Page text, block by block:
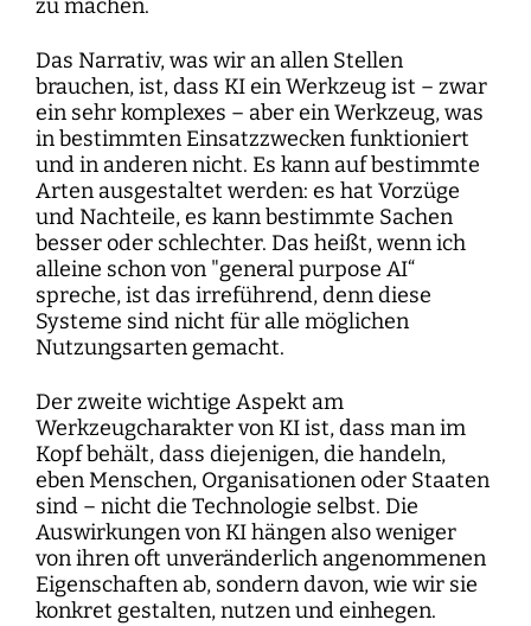
zu machen.
Das Narrativ, was wir an allen Stellen
brauchen, ist, dass KI ein Werkzeug ist – zwar
ein sehr komplexes – aber ein Werkzeug, was
in bestimmten Einsatzzwecken funktioniert
und in anderen nicht. Es kann auf bestimmte
Arten ausgestaltet werden: es hat Vorzüge
und Nachteile, es kann bestimmte Sachen
besser oder schlechter. Das heißt, wenn ich
alleine schon von "general purpose AI“
spreche, ist das irreführend, denn diese
Systeme sind nicht für alle möglichen
Nutzungsarten gemacht.
Der zweite wichtige Aspekt am
Werkzeugcharakter von KI ist, dass man im
Kopf behält, dass diejenigen, die handeln,
eben Menschen, Organisationen oder Staaten
sind – nicht die Technologie selbst. Die
Auswirkungen von KI hängen also weniger
von ihren oft unveränderlich angenommenen
Eigenschaften ab, sondern davon, wie wir sie
konkret gestalten, nutzen und einhegen.